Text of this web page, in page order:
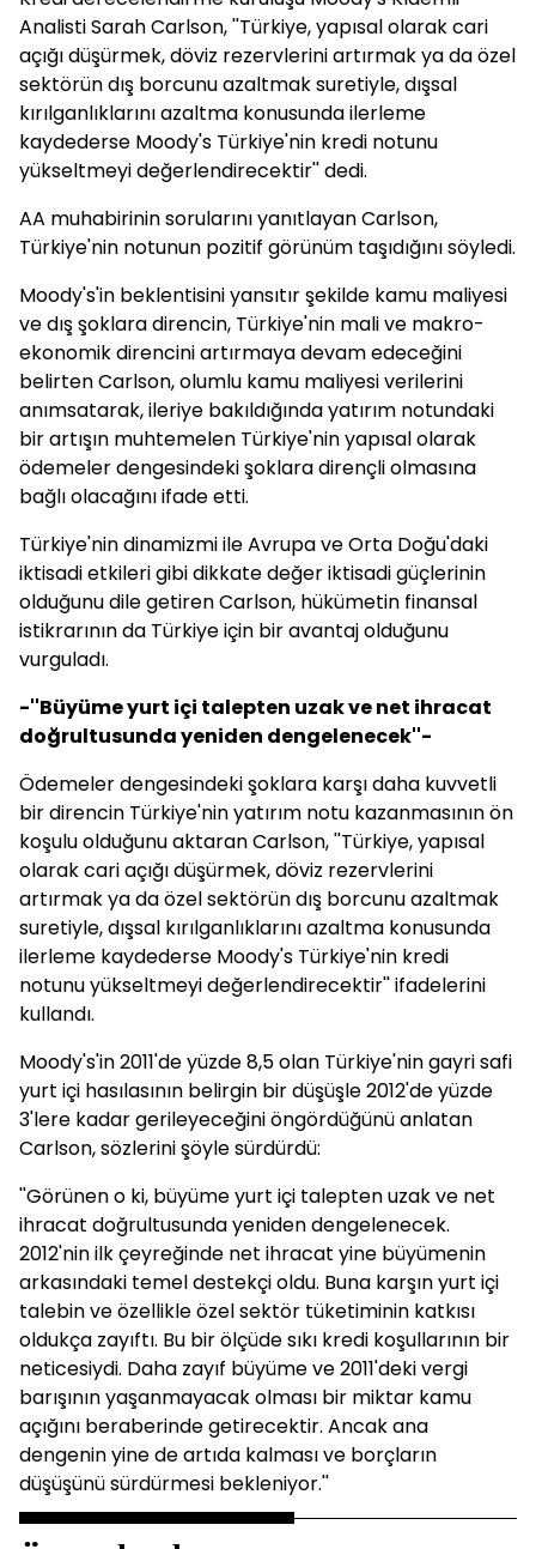
Analisti Sarah Carlson, ''Türkiye, yapısal olarak cari
açığı düşürmek, döviz rezervlerini artırmak ya da özel
sektörün dış borcunu azaltmak suretiyle, dışsal
kırılganlıklarını azaltma konusunda ilerleme
kaydederse Moody's Türkiye'nin kredi notunu
yükseltmeyi değerlendirecektir'' dedi.
AA muhabirinin sorularını yanıtlayan Carlson,
Türkiye'nin notunun pozitif görünüm taşıdığını söyledi.
Moody's'in beklentisini yansıtır şekilde kamu maliyesi
ve dış şoklara direncin, Türkiye'nin mali ve makro-
ekonomik direncini artırmaya devam edeceğini
belirten Carlson, olumlu kamu maliyesi verilerini
anımsatarak, ileriye bakıldığında yatırım notundaki
bir artışın muhtemelen Türkiye'nin yapısal olarak
ödemeler dengesindeki şoklara dirençli olmasına
bağlı olacağını ifade etti.
Türkiye'nin dinamizmi ile Avrupa ve Orta Doğu'daki
iktisadi etkileri gibi dikkate değer iktisadi güçlerinin
olduğunu dile getiren Carlson, hükümetin finansal
istikrarının da Türkiye için bir avantaj olduğunu
vurguladı.
-''Büyüme yurt içi talepten uzak ve net ihracat
doğrultusunda yeniden dengelenecek''-
Ödemeler dengesindeki şoklara karşı daha kuvvetli
bir direncin Türkiye'nin yatırım notu kazanmasının ön
koşulu olduğunu aktaran Carlson, ''Türkiye, yapısal
olarak cari açığı düşürmek, döviz rezervlerini
artırmak ya da özel sektörün dış borcunu azaltmak
suretiyle, dışsal kırılganlıklarını azaltma konusunda
ilerleme kaydederse Moody's Türkiye'nin kredi
notunu yükseltmeyi değerlendirecektir'' ifadelerini
kullandı.
Moody's'in 2011'de yüzde 8,5 olan Türkiye'nin gayri safi
yurt içi hasılasının belirgin bir düşüşle 2012'de yüzde
3'lere kadar gerileyeceğini öngördüğünü anlatan
Carlson, sözlerini şöyle sürdürdü:
''Görünen o ki, büyüme yurt içi talepten uzak ve net
ihracat doğrultusunda yeniden dengelenecek.
2012'nin ilk çeyreğinde net ihracat yine büyümenin
arkasındaki temel destekçi oldu. Buna karşın yurt içi
talebin ve özellikle özel sektör tüketiminin katkısı
oldukça zayıftı. Bu bir ölçüde sıkı kredi koşullarının bir
neticesiydi. Daha zayıf büyüme ve 2011'deki vergi
barışının yaşanmayacak olması bir miktar kamu
açığını beraberinde getirecektir. Ancak ana
dengenin yine de artıda kalması ve borçların
düşüşünü sürdürmesi bekleniyor.''